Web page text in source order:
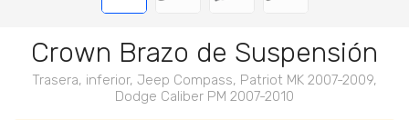
Crown Brazo de Suspensión
Trasera, inferior, Jeep Compass, Patriot MK 2007-2009,
Dodge Caliber PM 2007-2010